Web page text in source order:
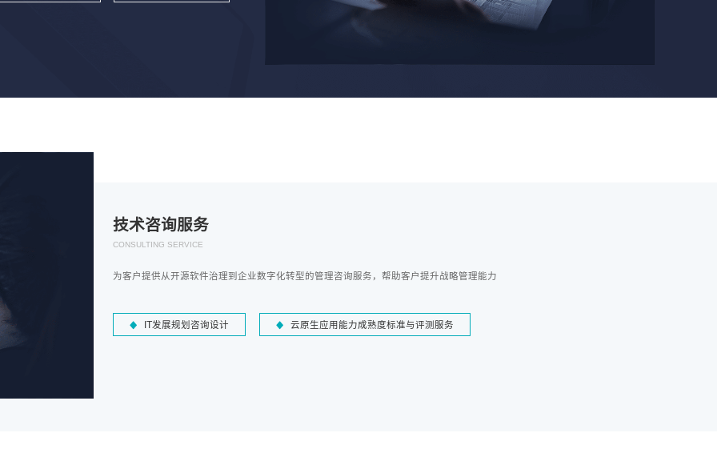
技术咨询服务
CONSULTING SERVICE
为客户提供从开源软件治理到企业数字化转型的管理咨询服务，帮助客户提升战略管理能力
IT发展规划咨询设计 云原生应用能力成熟度标准与评测服务